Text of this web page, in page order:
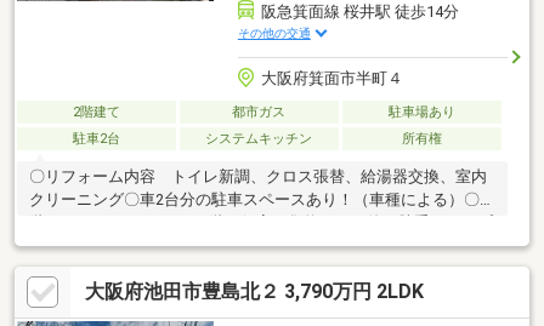
阪急箕面線 桜井駅 徒歩14分
その他の交通
大阪府箕面市半町４
2階建て 都市ガス
駐車場あり
駐車2台
システムキッチン 所有権
〇リフォーム内容 トイレ新調、クロス張替、給湯器交換、室内
クリーニング〇車2台分の駐車スペースあり！（車種による）〇1
ラン！〇家族のコミュニケーションが増える、リビング階段！〇
「西南小学校」「第三中学校」徒歩9分！〇「フレスコ 桜井店」
徒歩9分！〇「阪急オアシス 箕面店」徒歩12分！〇「赤坂上池公
園」徒歩4分！〇「西南図書館」「半町南公園」徒歩5分！■弊社
大阪府池田市豊島北２ 3,790万円 2LDK